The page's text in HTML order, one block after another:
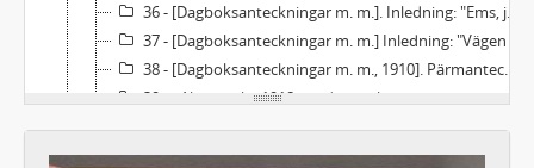
36 - [Dagboksanteckningar m. m.]. Inledning: "Ems, juli 1908 - ".
37 - [Dagboksanteckningar m. m.] Inledning: "Vägen från Geneve till Nizza... " [1909].
38 - [Dagboksanteckningar m. m., 1910]. Pärmanteckning: "Här som i de tidigare har jag under dessa resetider mäst skrifvit upp endast de böcker, jag lånat och läst, icke alla mina egna, som jag småningom fått och läst".
39a - Almanacka 1918, med anteckningar.
39b - Almanacka 1916, med anteckningar.
40 - [Resa i Frankrike].